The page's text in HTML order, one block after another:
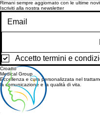
Rimani sempre aggiornato con le ultime
Accetto termini e
Croatto
Medical Group
Eccellenza e cura personalizzata nel
la comunicazione e la qualità di vita.